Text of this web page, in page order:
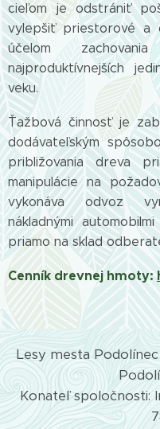
cieľom je odstrániť
vylepšiť priestorové a
účelom
najproduktívnejších
veku.
Ťažbová činnosť je
dodávateľským
približovania dreva
manipulácie na
vykonáva odvoz
nákladnými
priamo na sklad
Cenník drevnej hmoty:
Lesy mesta
Konateľ spoločnosti: